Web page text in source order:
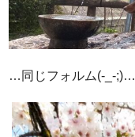
…同じフォルム(-_-;)…